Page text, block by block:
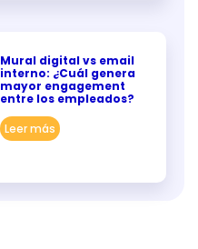
Mural digital vs email
interno: ¿Cuál genera
mayor engagement
entre los empleados?
Leer más